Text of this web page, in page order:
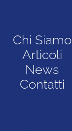
Chi Siamo
Articoli
News
Contatti